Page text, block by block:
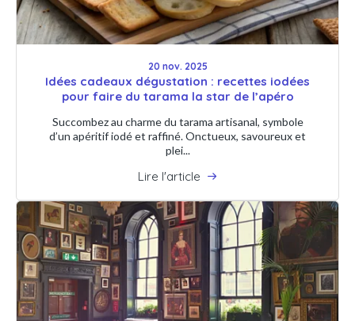
20 nov. 2025
Idées cadeaux dégustation : recettes iodées
pour faire du tarama la star de l’apéro
Succombez au charme du tarama artisanal, symbole
d’un apéritif iodé et raffiné. Onctueux, savoureux et
plei...
Lire l'article